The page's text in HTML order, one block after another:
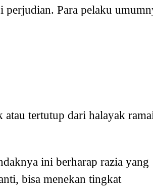
perjudian. Para pelaku
tertutup dari halayak
ini berharap razia yang
bisa menekan tingkat